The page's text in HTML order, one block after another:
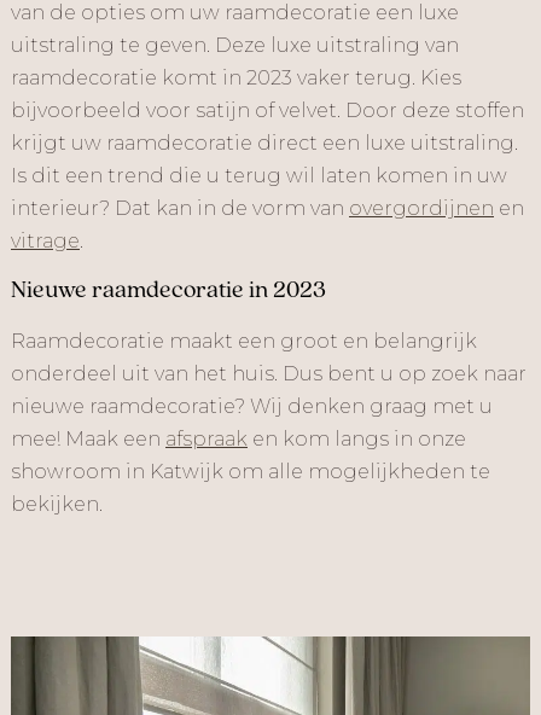
van de opties om uw raamdecoratie een luxe
uitstraling te geven. Deze luxe uitstraling van
raamdecoratie komt in 2023 vaker terug. Kies
bijvoorbeeld voor satijn of velvet. Door deze stoffen
krijgt uw raamdecoratie direct een luxe uitstraling.
Is dit een trend die u terug wil laten komen in uw
interieur? Dat kan in de vorm van overgordijnen en
vitrage.
Nieuwe raamdecoratie in 2023
Raamdecoratie maakt een groot en belangrijk
onderdeel uit van het huis. Dus bent u op zoek naar
nieuwe raamdecoratie? Wij denken graag met u
mee! Maak een afspraak en kom langs in onze
showroom in Katwijk om alle mogelijkheden te
bekijken.